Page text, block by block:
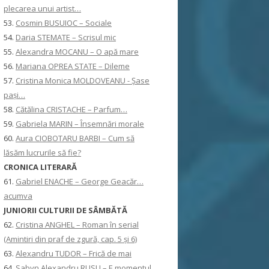
plecarea unui artist…
53. Cosmin BUSUIOC – Sociale
54. Daria STEMATE – Scrisul mic
55. Alexandra MOCANU – O apă mare
56. Mariana OPREA STATE – Dileme
57. Cristina Monica MOLDOVEANU - Șase
pași…
58. Cătălina CRISTACHE – Parfum…
59. Gabriela MARIN – Însemnări morale
60. Aura CIOBOTARU BARBI – Cum să
lăsăm lucrurile să fie?
CRONICA LITERARĂ
61. Gabriel ENACHE – George Geacăr…
acumva
JUNIORII CULTURII DE SÂMBĂTĂ
62. Cristina ANGHEL – Roman în serial
(Amintiri din praf de zgură, cap. 5 și 6)
63. Alexandru TUDOR – Frică de mai